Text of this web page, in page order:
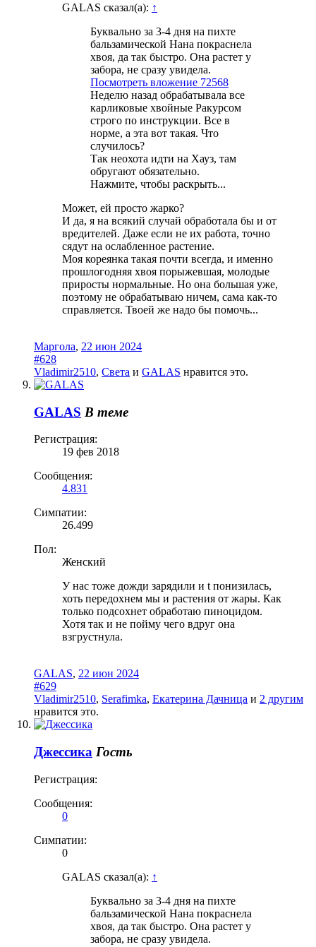
GALAS сказал(а): ↑
Буквально за 3-4 дня на пихте
бальзамической Нана покраснела
хвоя, да так быстро. Она растет у
забора, не сразу увидела.
Посмотреть вложение 72568
Неделю назад обрабатывала все
карликовые хвойные Ракурсом
строго по инструкции. Все в
норме, а эта вот такая. Что
случилось?
Так неохота идти на Хауз, там
обругают обязательно.
Нажмите, чтобы раскрыть...
Может, ей просто жарко?
И да, я на всякий случай обработала бы и от
вредителей. Даже если не их работа, точно
сядут на ослабленное растение.
Моя кореянка такая почти всегда, и именно
прошлогодняя хвоя порыжевшая, молодые
приросты нормальные. Но она большая уже,
поэтому не обрабатываю ничем, сама как-то
справляется. Твоей же надо бы помочь...
Маргола, 22 июн 2024
#628
Vladimir2510, Света и GALAS нравится это.
GALAS В теме
Регистрация:
19 фев 2018
Сообщения:
4.831
Симпатии:
26.499
Пол:
Женский
У нас тоже дожди зарядили и t понизилась,
хоть передохнем мы и растения от жары. Как
только подсохнет обработаю пиноцидом.
Хотя так и не пойму чего вдруг она
взгрустнула.
GALAS, 22 июн 2024
#629
Vladimir2510, Serafimka, Екатерина Дачница и 2 другим
нравится это.
Джессика Гость
Регистрация:
Сообщения:
0
Симпатии:
0
GALAS сказал(а): ↑
Буквально за 3-4 дня на пихте
бальзамической Нана покраснела
хвоя, да так быстро. Она растет у
забора, не сразу увидела.